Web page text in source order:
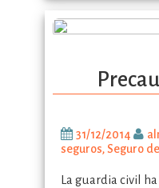
31/12/2014
seguros,Seguro
La guardia civil